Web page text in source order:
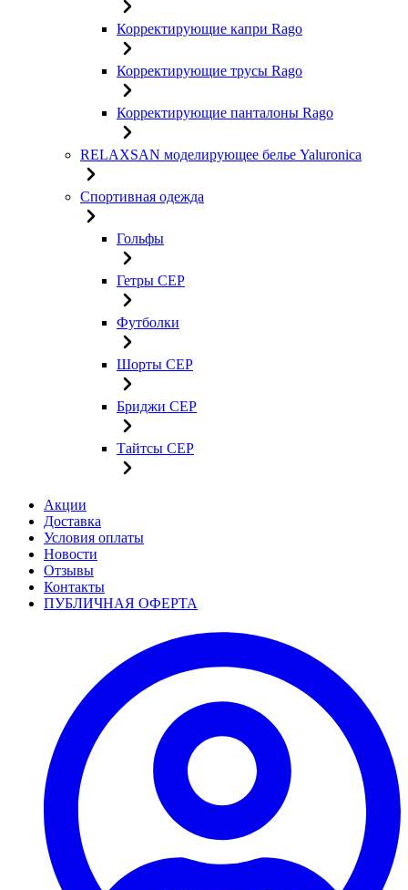
Корректирующие капри Rago
Корректирующие трусы Rago
Корректирующие панталоны Rago
RELAXSAN моделирующее белье Yaluroniсa
Спортивная одежда
Гольфы
Гетры CEP
Футболки
Шорты CEP
Бриджи CEP
Тайтсы CEP
Акции
Доставка
Условия оплаты
Новости
Отзывы
Контакты
ПУБЛИЧНАЯ ОФЕРТА